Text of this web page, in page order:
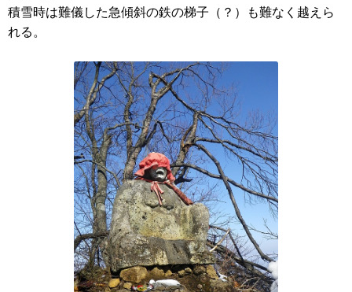
積雪時は難儀した急傾斜の鉄の梯子（？）も難なく越えら
れる。